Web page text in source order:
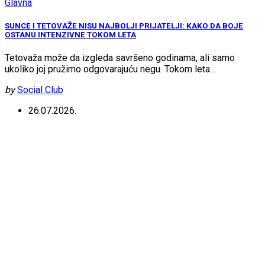
Glavna
SUNCE I TETOVAŽE NISU NAJBOLJI PRIJATELJI: KAKO DA BOJE
OSTANU INTENZIVNE TOKOM LETA
Tetovaža može da izgleda savršeno godinama, ali samo
ukoliko joj pružimo odgovarajuću negu. Tokom leta…
by Social Club
26.07.2026.